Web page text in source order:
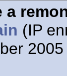
a
(IP